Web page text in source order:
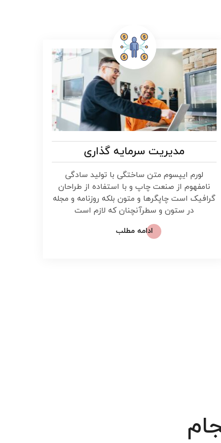
مدیریت سرمایه گذاری
لورم ایپسوم متن ساختگی با تولید سادگی
نامفهوم از صنعت چاپ و با استفاده از طراحان
گرافیک است چاپگرها و متون بلکه روزنامه و مجله
در ستون و سطرآنچنان که لازم است
ادامه مطلب